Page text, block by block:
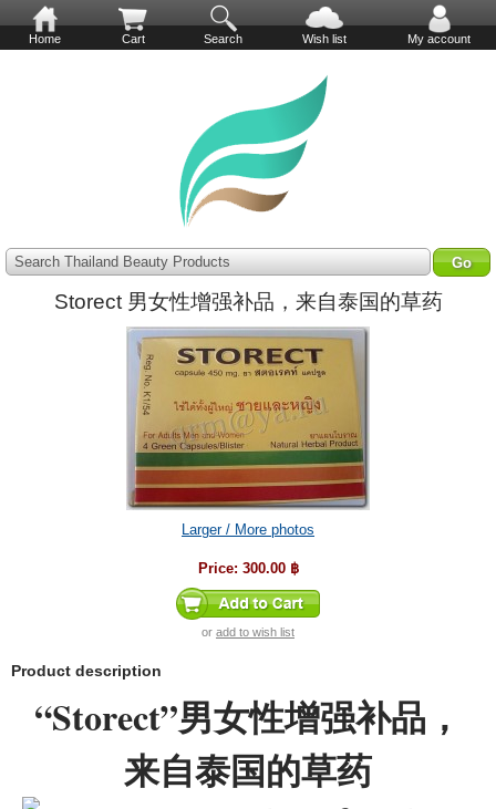
Home Cart Search Wish list My account
Search Thailand Beauty Products
Storect 男女性增强补品，来自泰国的草药
Larger / More photos
Price: 300.00 ฿
or add to wish list
Product description
“Storect”男女性增强补品，
来自泰国的草药